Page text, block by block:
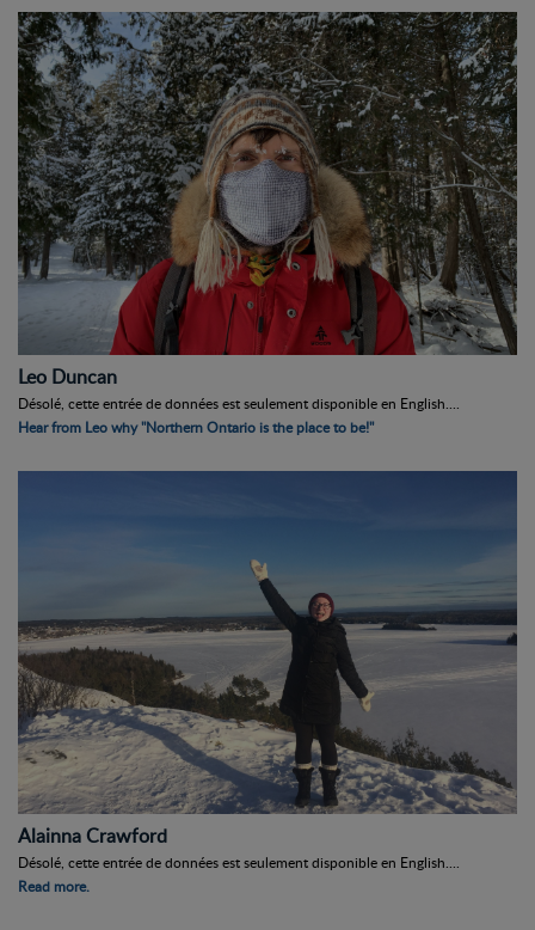
Leo Duncan
Désolé, cette entrée de données est seulement disponible en English....
Hear from Leo why "Northern Ontario is the place to be!"
Alainna Crawford
Désolé, cette entrée de données est seulement disponible en English....
Read more.